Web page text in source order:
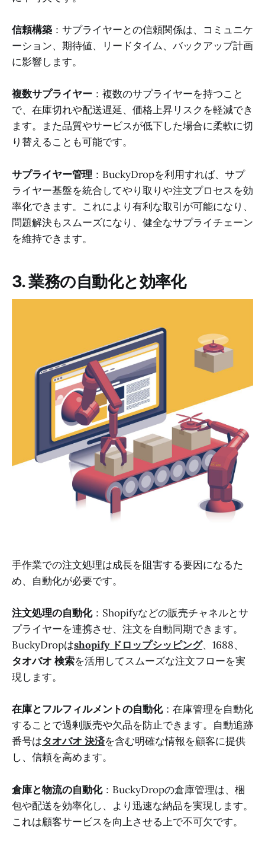
信頼構築 ：サプライヤーとの信頼関係は、コミュニケ
ーション、期待値、リードタイム、バックアップ計画
に影響します。
複数サプライヤー ：複数のサプライヤーを持つこと
で、在庫切れや配送遅延、価格上昇リスクを軽減でき
ます。また品質やサービスが低下した場合に柔軟に切
り替えることも可能です。
サプライヤー管理 ：BuckyDropを利用すれば、サプ
ライヤー基盤を統合してやり取りや注文プロセスを効
率化できます。これにより有利な取引が可能になり、
問題解決もスムーズになり、健全なサプライチェーン
を維持できます。
3. 業務の自動化と効率化
手作業での注文処理は成長を阻害する要因になるた
め、自動化が必要です。
注文処理の自動化：Shopifyなどの販売チャネルとサ
プライヤーを連携させ、注文を自動同期できます。
BuckyDropはshopify ドロップシッピング、1688、
タオバオ 検索を活用してスムーズな注文フローを実
現します。
在庫とフルフィルメントの自動化：在庫管理を自動化
することで過剰販売や欠品を防止できます。自動追跡
番号はタオバオ 決済を含む明確な情報を顧客に提供
し、信頼を高めます。
倉庫と物流の自動化：BuckyDropの倉庫管理は、梱
包や配送を効率化し、より迅速な納品を実現します。
これは顧客サービスを向上させる上で不可欠です。